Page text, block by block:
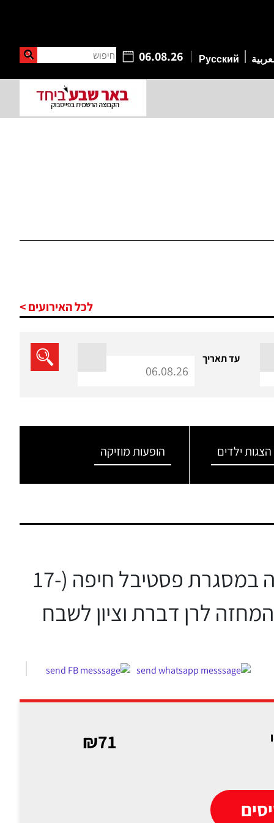
06.08.26 חיפוש Русский
לכל האירועים >
עד תאריך
הצגות ילדים הופעות מוזיקה
קומדיה קולחת וקצבית על חברות ומקובלות חברתית. ההצגה עלתה במסגרת פסטיבל חיפה (17-
לרן דברת וציון לשבח
₪71